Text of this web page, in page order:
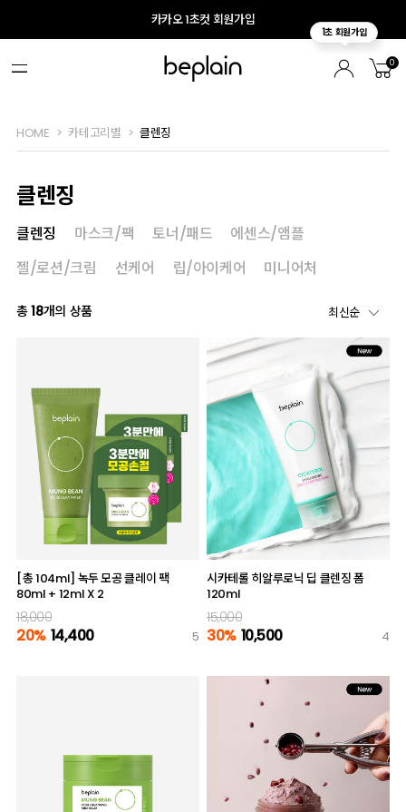
카카오 1초컷 회원가입
0
HOME 카테고리별 클렌징
클렌징
클렌징 마스크/팩 토너/패드
에센스/앰플
젤/로션/크림
선케어 립/아이케어 미니어처
총18개의 상품
[총 104ml] 녹두 모공 클레이 팩
80ml + 12ml X 2
18,000
20% 14,400 5
시카테롤 히알루로닉 딥 클렌징 폼
120ml
15,000
30% 10,500 4